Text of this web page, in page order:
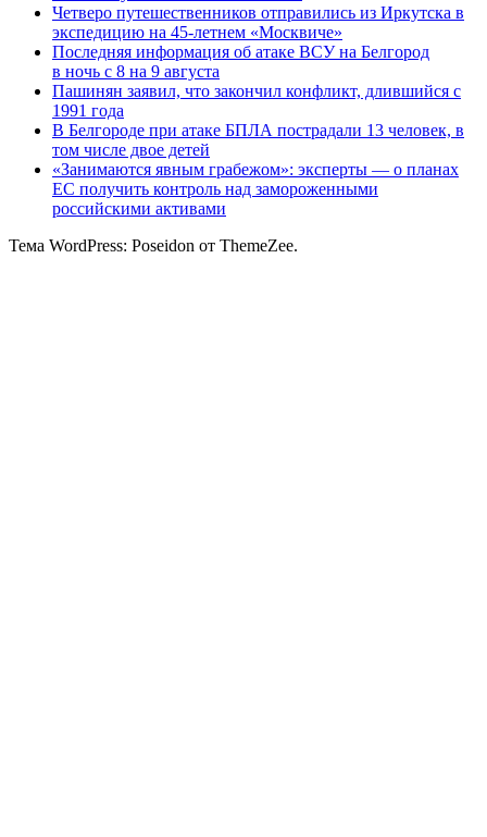
Четверо путешественников отправились из Иркутска в
экспедицию на 45-летнем «Москвиче»
Последняя информация об атаке ВСУ на Белгород
в ночь с 8 на 9 августа
Пашинян заявил, что закончил конфликт, длившийся с
1991 года
В Белгороде при атаке БПЛА пострадали 13 человек, в
том числе двое детей
«Занимаются явным грабежом»: эксперты — о планах
ЕС получить контроль над замороженными
российскими активами
Тема WordPress: Poseidon от ThemeZee.